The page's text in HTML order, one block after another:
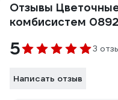
Отзывы
комбисистем
5 3
Написать отзыв